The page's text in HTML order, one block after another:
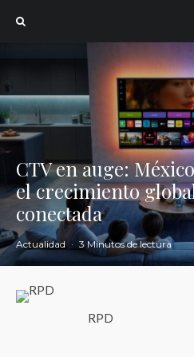
CTV en auge:
el crecimiento
conectada
Actualidad · 3 Minutos de lectura
RPD